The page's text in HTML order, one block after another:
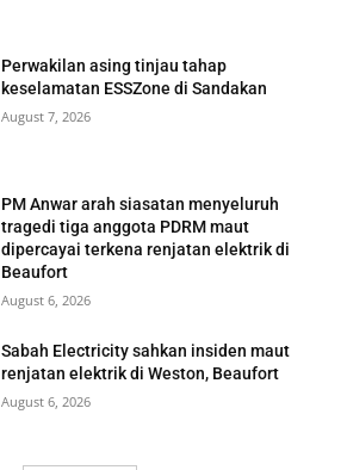
Perwakilan asing tinjau tahap
keselamatan ESSZone di Sandakan
August 7, 2026
PM Anwar arah siasatan menyeluruh
tragedi tiga anggota PDRM maut
dipercayai terkena renjatan elektrik di
Beaufort
August 6, 2026
Sabah Electricity sahkan insiden maut
renjatan elektrik di Weston, Beaufort
August 6, 2026